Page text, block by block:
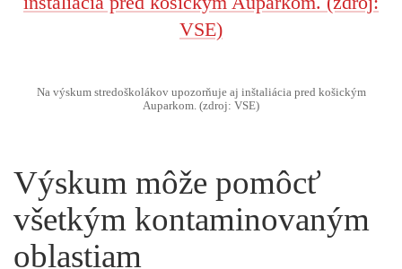
Na výskum stredoškolákov upozorňuje aj inštaliácia pred košickým
Auparkom. (zdroj: VSE)
Výskum môže pomôcť
všetkým kontaminovaným
oblastiam